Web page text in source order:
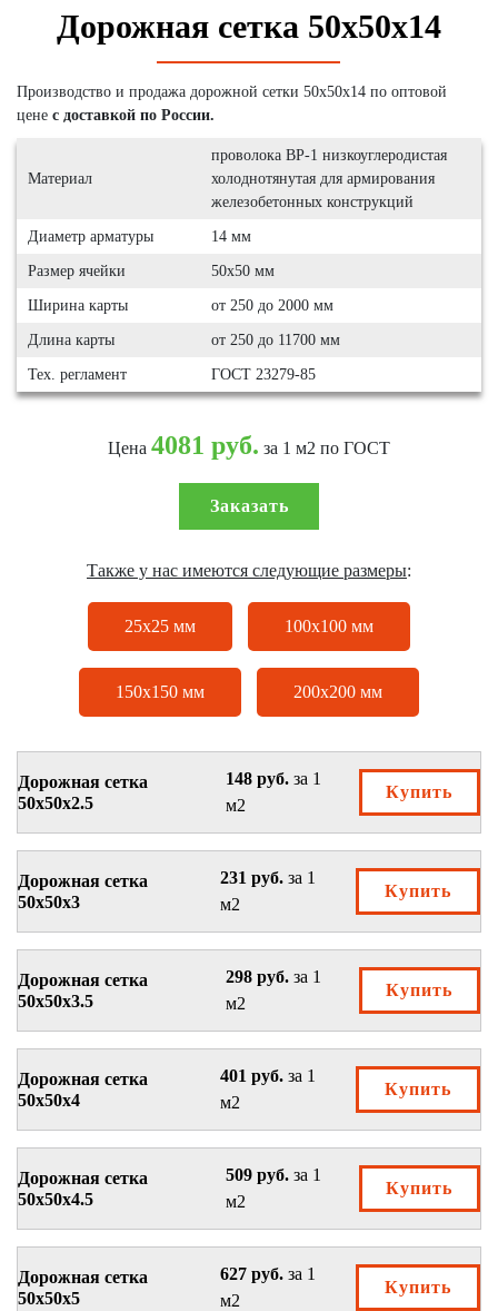
Дорожная сетка 50х50х14
Производство и продажа дорожной сетки 50х50х14 по оптовой
цене с доставкой по России.
Материал
проволока ВР-1 низкоуглеродистая
холоднотянутая для армирования
железобетонных конструкций
Диаметр арматуры 14 мм
Размер ячейки 50х50 мм
Ширина карты от 250 до 2000 мм
Длина карты от 250 до 11700 мм
Тех. регламент ГОСТ 23279-85
Цена 4081 руб. за 1 м2 по ГОСТ
Заказать
Также у нас имеются следующие размеры:
25х25 мм 100х100 мм
150х150 мм 200х200 мм
Дорожная сетка
50х50х2.5
148 руб. за 1
м2
Купить
Дорожная сетка
50х50х3
231 руб.за 1
м2
Купить
Дорожная сетка
50х50х3.5
298 руб. за 1
м2
Купить
Дорожная сетка
50х50х4
401 руб.за 1
м2
Купить
Дорожная сетка
50х50х4.5
509 руб. за 1
м2
Купить
Дорожная сетка
50х50х5
627 руб.за 1
м2
Купить